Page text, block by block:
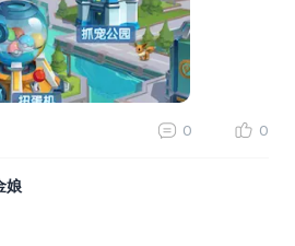
0 0
娘